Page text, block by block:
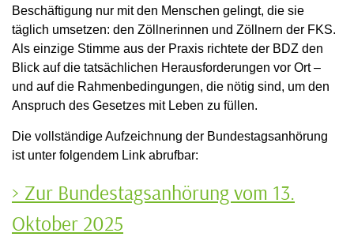
Beschäftigung nur mit den Menschen gelingt, die sie
täglich umsetzen: den Zöllnerinnen und Zöllnern der FKS.
Als einzige Stimme aus der Praxis richtete der BDZ den
Blick auf die tatsächlichen Herausforderungen vor Ort –
und auf die Rahmenbedingungen, die nötig sind, um den
Anspruch des Gesetzes mit Leben zu füllen.
Die vollständige Aufzeichnung der Bundestagsanhörung
ist unter folgendem Link abrufbar:
> Zur Bundestagsanhörung vom 13.
Oktober 2025